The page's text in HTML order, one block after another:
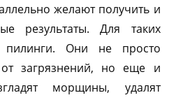
желают получить и
результаты. Для таких
пилинги. Они не просто
от загрязнений, но еще и
морщины, удалят